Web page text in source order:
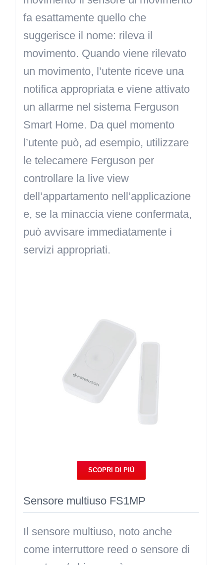
fa esattamente quello che
suggerisce il nome: rileva il
movimento. Quando viene rilevato
un movimento, l’utente riceve una
notifica appropriata e viene attivato
un allarme nel sistema Ferguson
Smart Home. Da quel momento
l’utente può, ad esempio, utilizzare
le telecamere Ferguson per
controllare la live view
dell’appartamento nell’applicazione
e, se la minaccia viene confermata,
può avvisare immediatamente i
servizi appropriati.
SCOPRI DI PIÙ
Sensore multiuso FS1MP
Il sensore multiuso, noto anche
come interruttore reed o sensore di